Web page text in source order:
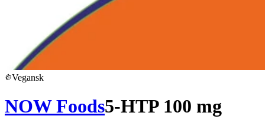
Vegansk
NOW Foods5-HTP 100 mg